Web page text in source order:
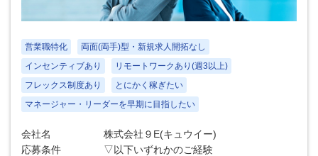
営業職特化
両面(両手)型・新規求人開拓なし
インセンティブあり
リモートワークあり(週3以上)
フレックス制度あり
とにかく稼ぎたい
マネージャー・リーダーを早期に目指したい
会社名
株式会社９E(キュウイー)
応募条件
▽以下いずれかのご経験